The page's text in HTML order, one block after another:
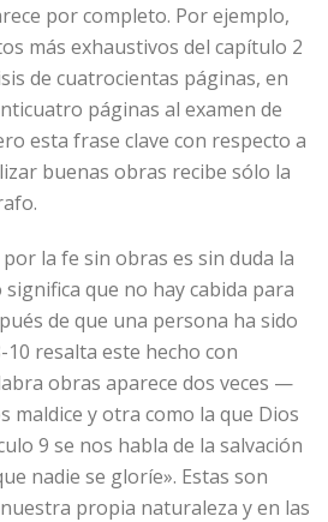
por completo. Por ejemplo,
más exhaustivos del capítulo 2
de cuatrocientas páginas, en
páginas al examen de
esta frase clave con respecto a
buenas obras recibe sólo la
la fe sin obras es sin duda la
que no hay cabida para
de que una persona ha sido
10 resalta este hecho con
obras aparece dos veces —
maldice y otra como la que Dios
9 se nos habla de la salvación
nadie se gloríe». Estas son
propia naturaleza y en las